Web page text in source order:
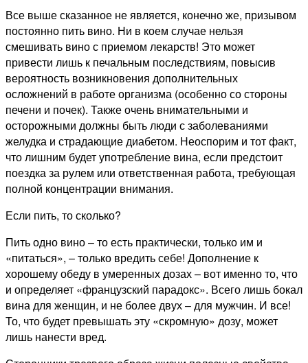
Все выше сказанное не является, конечно же, призывом
постоянно пить вино. Ни в коем случае нельзя
смешивать вино с приемом лекарств! Это может
привести лишь к печальным последствиям, повысив
вероятность возникновения дополнительных
осложнений в работе организма (особенно со стороны
печени и почек). Также очень внимательными и
осторожными должны быть люди с заболеваниями
желудка и страдающие диабетом. Неоспорим и тот факт,
что лишним будет употребление вина, если предстоит
поездка за рулем или ответственная работа, требующая
полной концентрации внимания.
Если пить, то сколько?
Пить одно вино – то есть практически, только им и
«питаться», – только вредить себе! Дополнение к
хорошему обеду в умеренных дозах – вот именно то, что
и определяет «французский парадокс». Всего лишь бокал
вина для женщин, и не более двух – для мужчин. И все!
То, что будет превышать эту «скромную» дозу, может
лишь нанести вред.